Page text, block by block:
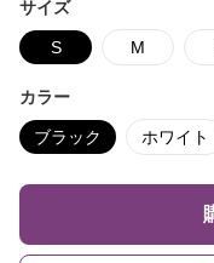
サイズ
S M
カラー
ブラック ホワイト